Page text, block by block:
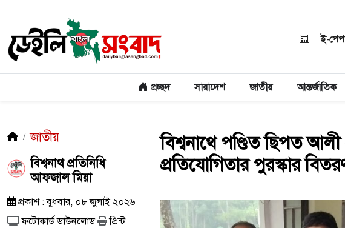
ই-
প্রচ্ছদ সারাদেশ জাতীয় আন্তর্জাতিক
জাতীয়
​বিশ্বনাথ প্রতিনিধি
আফজাল মিয়া
প্রকাশ : বুধবার, ০৮ জুলাই ২০২৬
ফটোকার্ড ডাউনলোড
প্রিন্ট
বিশ্বনাথে পণ্ডিত ছিপত আলী
প্রতিযোগিতার পুরস্কার